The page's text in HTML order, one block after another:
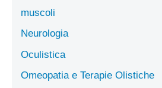
muscoli
Neurologia
Oculistica
Omeopatia e Terapie Olistiche